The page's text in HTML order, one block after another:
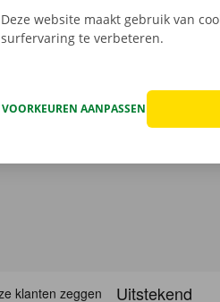
sleutel. Download de gratis
Deze website maakt gebruik van
surfervaring te verbeteren.
VOORKEUREN AANPASSEN